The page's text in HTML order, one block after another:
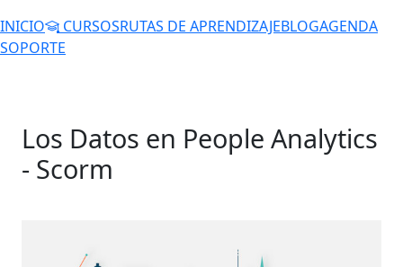
INICIO CURSOSRUTAS DE APRENDIZAJEBLOGAGENDA
SOPORTE
Los Datos en People Analytics
- Scorm